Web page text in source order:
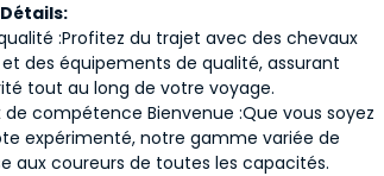
:Profitez du trajet avec des chevaux
des équipements de qualité, assurant
tout au long de votre voyage.
de compétence Bienvenue :Que vous soyez
expérimenté, notre gamme variée de
aux coureurs de toutes les capacités.